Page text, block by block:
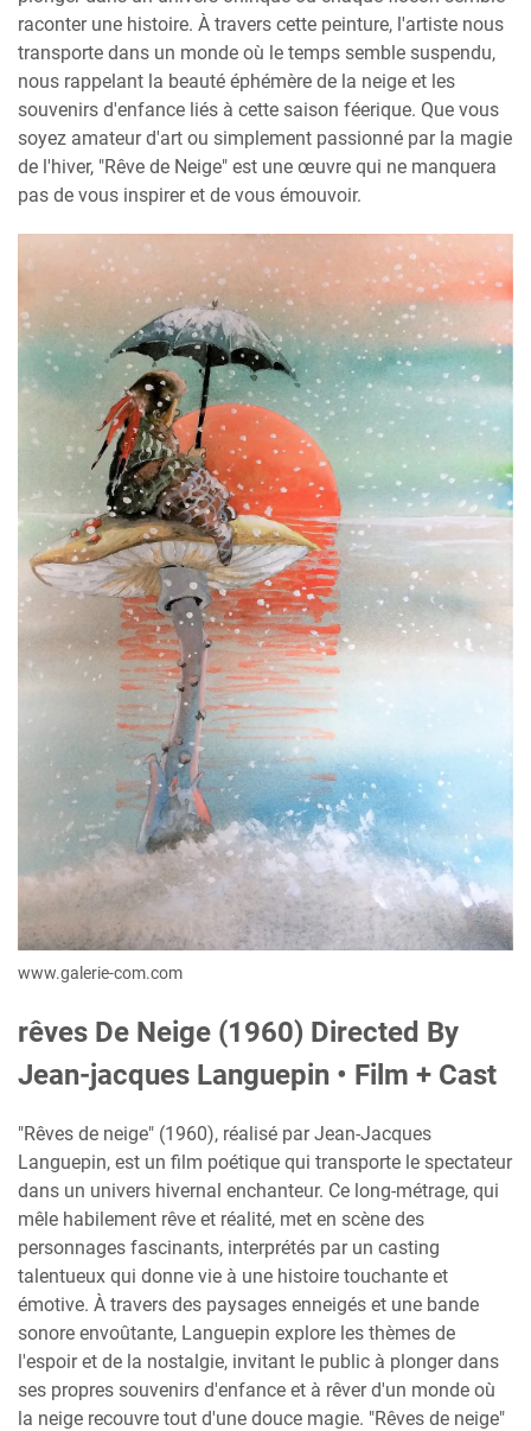
raconter une histoire. À travers cette peinture, l'artiste nous
transporte dans un monde où le temps semble suspendu,
nous rappelant la beauté éphémère de la neige et les
souvenirs d'enfance liés à cette saison féerique. Que vous
soyez amateur d'art ou simplement passionné par la magie
de l'hiver, "Rêve de Neige" est une œuvre qui ne manquera
pas de vous inspirer et de vous émouvoir.
www.galerie-com.com
‎rêves De Neige (1960) Directed By
Jean-jacques Languepin • Film + Cast
"Rêves de neige" (1960), réalisé par Jean-Jacques
Languepin, est un film poétique qui transporte le spectateur
dans un univers hivernal enchanteur. Ce long-métrage, qui
mêle habilement rêve et réalité, met en scène des
personnages fascinants, interprétés par un casting
talentueux qui donne vie à une histoire touchante et
émotive. À travers des paysages enneigés et une bande
sonore envoûtante, Languepin explore les thèmes de
l'espoir et de la nostalgie, invitant le public à plonger dans
ses propres souvenirs d'enfance et à rêver d'un monde où
la neige recouvre tout d'une douce magie. "Rêves de neige"